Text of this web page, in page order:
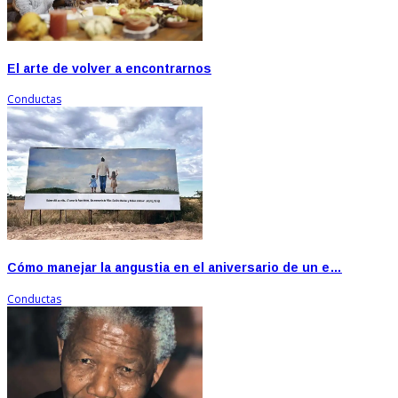
El arte de volver a encontrarnos
Conductas
Cómo manejar la angustia en el aniversario de un e…
Conductas